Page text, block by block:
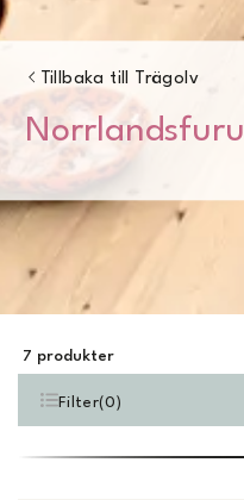
Tillbaka till Trägolv
Norrlandsfuru
7 produkter
Filter(0)